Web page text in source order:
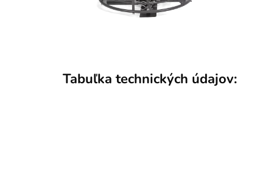
Tabuľka technických údajov: